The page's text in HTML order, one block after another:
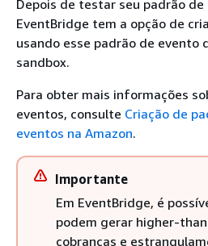
Depois de testar seu padrão de
EventBridge tem a opção de
usando esse padrão de evento
sandbox.
Para obter mais informações
eventos, consulte Criação de
eventos na Amazon.
Importante
Em EventBridge, é
podem gerar higher-
cobranças e